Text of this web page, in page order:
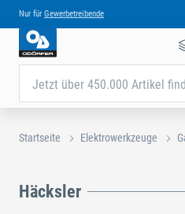
Nur für Gewerbetreibende
Jetzt über 450.000 Artikel
Startseite Elektrowerkzeuge
Häcksler